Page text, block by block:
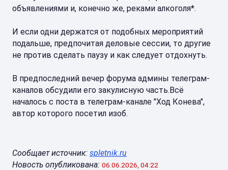
объявлениями и, конечно же, реками алкоголя*.
И если одни держатся от подобных мероприятий
подальше, предпочитая деловые сессии, то другие
не против сделать паузу и как следует отдохнуть.
В предпоследний вечер форума админы телеграм-
каналов обсудили его закулисную часть.Всё
началось с поста в телеграм-канале "Ход Конева",
автор которого посетил изоб.
Сообщает источник: spletnik.ru
Новость опубликована: 06.06.2026, 04:22